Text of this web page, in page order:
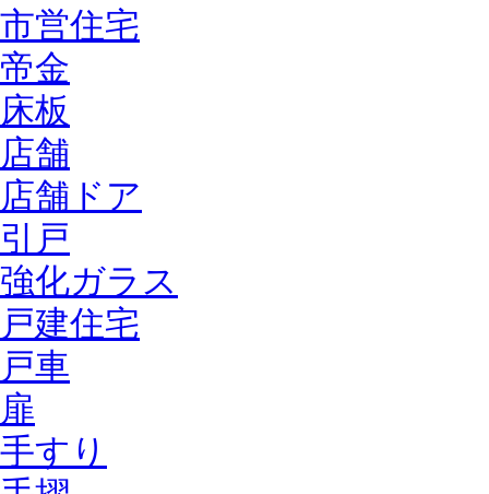
市営住宅
帝金
床板
店舗
店舗ドア
引戸
強化ガラス
戸建住宅
戸車
扉
手すり